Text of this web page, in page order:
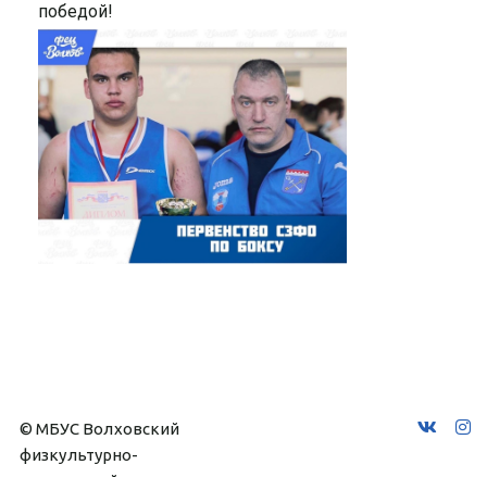
победой!
© МБУС Волховский
физкультурно-